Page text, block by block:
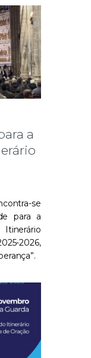
a
se
para a
2026,
.